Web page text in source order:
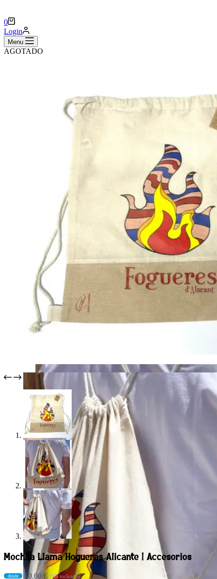
Carro
de
compra
0
Login
Menu
AGOTADO
Mochila Llama Hogueras Alicante | Accesorios
10,00€(IVA incluido)